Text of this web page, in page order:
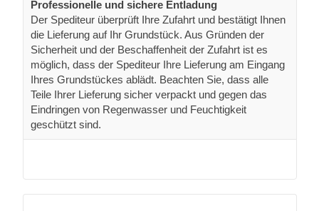
Professionelle und sichere Entladung
Der Spediteur überprüft Ihre Zufahrt und bestätigt Ihnen
die Lieferung auf Ihr Grundstück. Aus Gründen der
Sicherheit und der Beschaffenheit der Zufahrt ist es
möglich, dass der Spediteur Ihre Lieferung am Eingang
Ihres Grundstückes ablädt. Beachten Sie, dass alle
Teile Ihrer Lieferung sicher verpackt und gegen das
Eindringen von Regenwasser und Feuchtigkeit
geschützt sind.